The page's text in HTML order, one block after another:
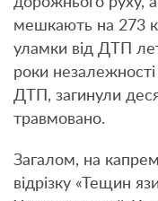
мешкають на 273
уламки від ДТП
роки
ДТП, загинули
травмовано.
Загалом, на
відрізку «Тещин